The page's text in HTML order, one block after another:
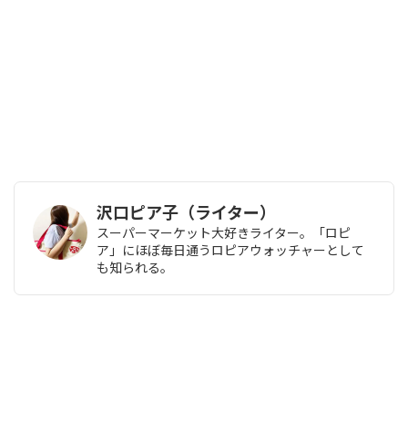
沢口ピア子（ライター）
スーパーマーケット大好きライター。「ロピ
ア」にほぼ毎日通うロピアウォッチャーとして
も知られる。